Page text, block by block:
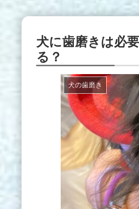
犬に歯磨きは必
る？
犬の歯磨き